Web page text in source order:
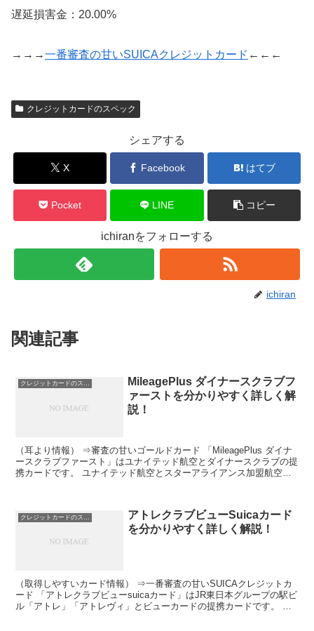
遅延損害金：20.00%
→→→一番審査の甘いSUICAクレジットカード ←←←
クレジットカードのスペック
シェアする
X Facebook はてブ
Pocket LINE コピー
ichiranをフォローする
ichiran
関連記事
クレジットカードのスペック
MileagePlus ダイナースクラブフ
ァーストを分かりやすく詳しく解
説！
（耳より情報） ⇒審査の甘いゴールドカード 「MileagePlus ダイナ
ースクラブファースト」はユナイテッド航空とダイナースクラブの提
携カードです。 ユナイテッド航空とスターアライアンス加盟航空会
アトレクラブビューSuicaカード
を分かりやすく詳しく解説！
（取得しやすいカード情報） ⇒一番審査の甘いSUICAクレジットカ
ード 「アトレクラブビューsuicaカード」はJR東日本グループの駅ビ
ル「アトレ」「アトレヴィ」とビューカードの提携カードです。 ア